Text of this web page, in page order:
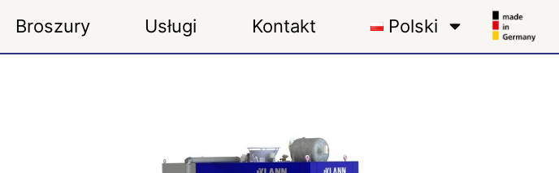
Broszury Usługi Kontakt Polski